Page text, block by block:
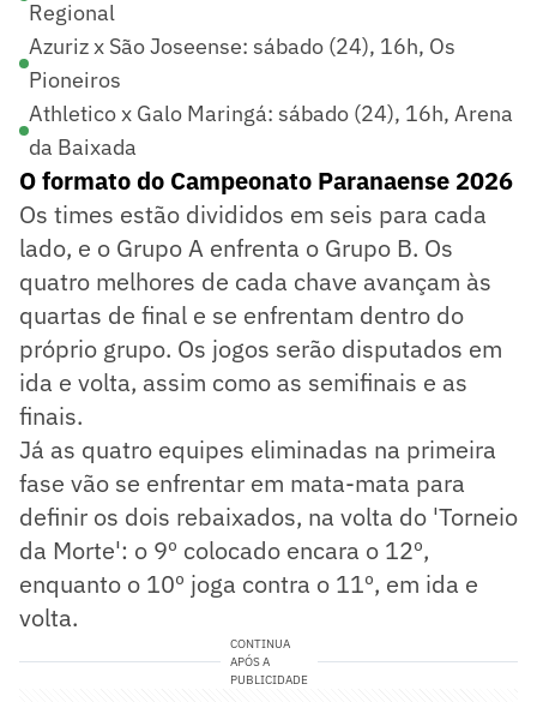
Regional
Azuriz x São Joseense: sábado (24), 16h, Os
Pioneiros
Athletico x Galo Maringá: sábado (24), 16h, Arena
da Baixada
O formato do Campeonato Paranaense 2026
Os times estão divididos em seis para cada
lado, e o Grupo A enfrenta o Grupo B. Os
quatro melhores de cada chave avançam às
quartas de final e se enfrentam dentro do
próprio grupo. Os jogos serão disputados em
ida e volta, assim como as semifinais e as
finais.
Já as quatro equipes eliminadas na primeira
fase vão se enfrentar em mata-mata para
definir os dois rebaixados, na volta do 'Torneio
da Morte': o 9º colocado encara o 12º,
enquanto o 10º joga contra o 11º, em ida e
volta.
CONTINUA
APÓS A
PUBLICIDADE